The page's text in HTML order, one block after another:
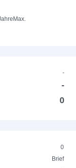
Max.
-
-
0
0
Brief